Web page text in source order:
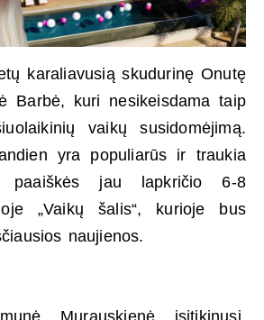
karaliavusią skudurinę Onutę
Barbė, kuri nesikeisdama taip
vaikų susidomėjimą.
yra populiarūs ir traukia
paaiškės jau lapkričio 6-8
„Vaikų šalis“, kurioje bus
naujienos.